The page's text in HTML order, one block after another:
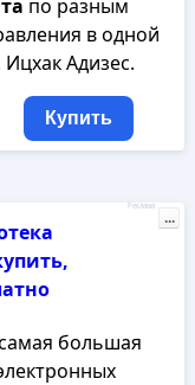
по разным
в одной
Ицхак Адизес.
Купить
большая
Реклама
...